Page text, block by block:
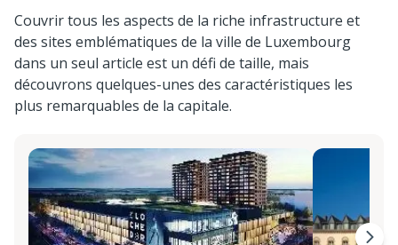
Couvrir tous les aspects de la riche infrastructure et
des sites emblématiques de la ville de Luxembourg
dans un seul article est un défi de taille, mais
découvrons quelques-unes des caractéristiques les
plus remarquables de la capitale.